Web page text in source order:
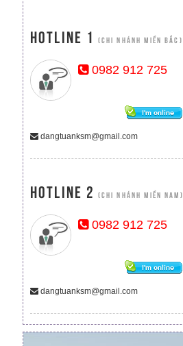
Hotline 1 (CHI NHÁNH MIỀN BẮC)
0982 912 725
dangtuanksm@gmail.com
Hotline 2 (CHI NHÁNH MIỀN NAM)
0982 912 725
dangtuanksm@gmail.com